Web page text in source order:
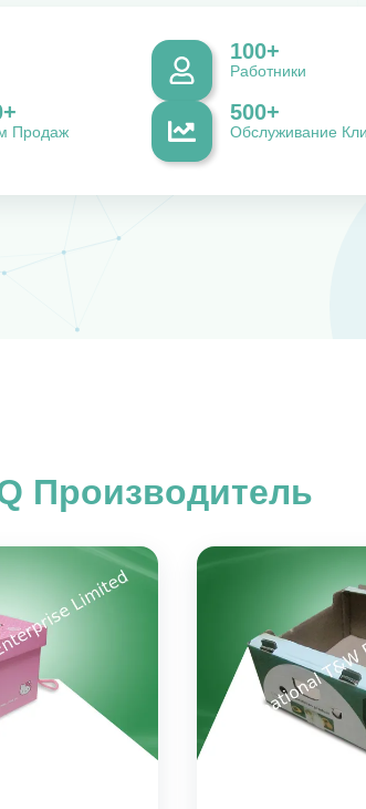
100+
Работники
+
Продаж
500+
Обслуживание
Производитель
Paper Gift Box
Картонные
Water - ink
Boxes ,